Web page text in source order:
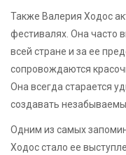
Также Валерия Ходос
фестивалях. Она часто
всей стране и за ее
сопровождаются
Она всегда старается
создавать
Одним из самых
Ходос стало ее